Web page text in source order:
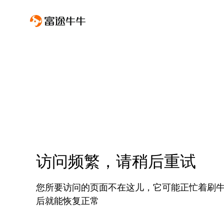
访问频繁，请稍后重试
您所要访问的页面不在这儿，它可能正忙着刷
后就能恢复正常